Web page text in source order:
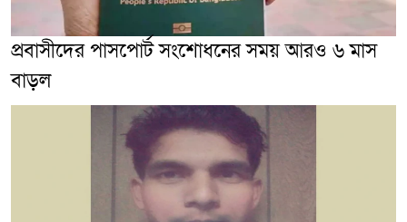
প্রবাসীদের পাসপোর্ট সংশোধনের সময় আরও ৬ মাস
বাড়ল